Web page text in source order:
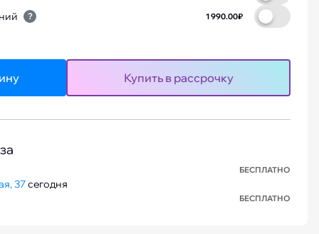
? 1 990.00₽
Купить в рассрочку
37сегодня
БЕСПЛАТНО
БЕСПЛАТНО